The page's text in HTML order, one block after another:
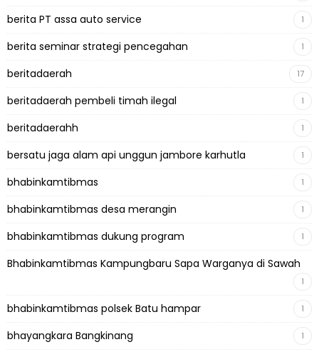
berita PT assa auto service 1
berita seminar strategi pencegahan 1
beritadaerah 17
beritadaerah pembeli timah ilegal 1
beritadaerahh 1
bersatu jaga alam api unggun jambore karhutla 1
bhabinkamtibmas 1
bhabinkamtibmas desa merangin 1
bhabinkamtibmas dukung program 1
Bhabinkamtibmas Kampungbaru Sapa Warganya di Sawah
1
bhabinkamtibmas polsek Batu hampar 1
bhayangkara Bangkinang 1